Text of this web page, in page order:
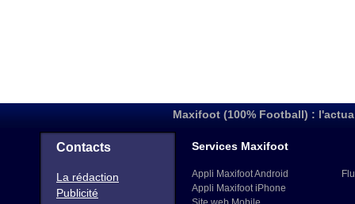
Maxifoot (100% Football) :
Contacts
La rédaction
Publicité
Services Maxifoot
Appli Maxifoot Android
Appli Maxifoot iPhone